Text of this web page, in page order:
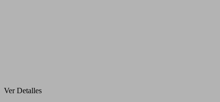
Ver Detalles